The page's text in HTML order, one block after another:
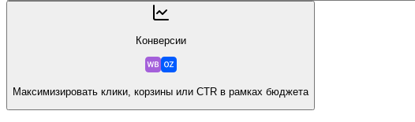
Конверсии
Максимизировать клики, корзины или CTR в рамках бюджета